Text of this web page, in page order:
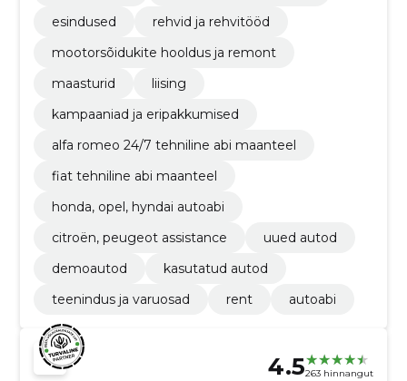
esindused
rehvid ja rehvitööd
mootorsõidukite hooldus ja remont
maasturid
liising
kampaaniad ja eripakkumised
alfa romeo 24/7 tehniline abi maanteel
fiat tehniline abi maanteel
honda, opel, hyndai autoabi
citroën, peugeot assistance
uued autod
demoautod
kasutatud autod
teenindus ja varuosad
rent autoabi
4.5263 hinnangut